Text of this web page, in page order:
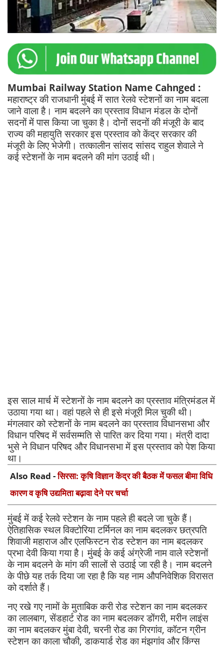
Mumbai Railway Station Name Cahnged :
महाराष्ट्र की राजधानी मुंबई में सात रेलवे स्टेशनों का नाम बदला
जाने वाला है। नाम बदलने का प्रस्ताव विधान मंडल के दोनों
सदनों में पास किया जा चुका है। दोनों सदनों की मंजूरी के बाद
राज्य की महायुति सरकार इस प्रस्ताव को केंद्र सरकार की
मंजूरी के लिए भेजेगी। तत्कालीन सांसद सांसद राहुल शेवाले ने
कई स्टेशनों के नाम बदलने की मांग उठाई थी।
इस साल मार्च में स्टेशनों के नाम बदलने का प्रस्ताव मंत्रिमंडल में
उठाया गया था। वहां पहले से ही इसे मंजूरी मिल चुकी थी।
मंगलवार को स्टेशनों के नाम बदलने का प्रस्ताव विधानसभा और
विधान परिषद में सर्वसम्मति से पारित कर दिया गया। मंत्री दादा
भुसे ने विधान परिषद और विधानसभा में इस प्रस्ताव को पेश किया
था।
Also Read -सिरसा: कृषि विज्ञान केंद्र की बैठक में फसल बीमा विधि
कारण व कृषि उद्यमिता बढ़ावा देने पर चर्चा
मुंबई में कई रेलवे स्टेशन के नाम पहले ही बदले जा चुके हैं।
ऐतिहासिक स्थल विक्टोरिया टर्मिनल का नाम बदलकर छत्रपति
शिवाजी महाराज और एलफिस्टन रोड स्टेशन का नाम बदलकर
प्रभा देवी किया गया है। मुंबई के कई अंग्रेजी नाम वाले स्टेशनों
के नाम बदलने के मांग की सालों से उठाई जा रही है। नाम बदलने
के पीछे यह तर्क दिया जा रहा है कि यह नाम औपनिवेशिक विरासत
को दर्शाते हैं।
नए रखे गए नामों के मुताबिक करी रोड स्टेशन का नाम बदलकर
का लालबाग, सेंडहार्ट रोड का नाम बदलकर डोंगरी, मरीन लाइंस
का नाम बदलकर मुंबा देवी, चरनी रोड का गिरगांव, कॉटन ग्रीन
स्टेशन का काला चौकी, डाकयार्ड रोड का मंझगांव और किंग्स